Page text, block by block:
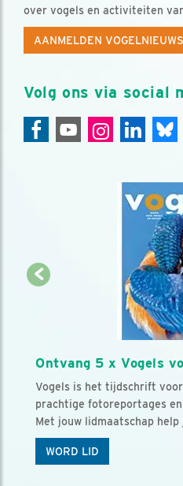
over vogels en activiteiten
AANMELDEN VOGELNIEUWS
Volg ons via social
Ontvang 5 x Vogels
Vogels is het tijdschrift
prachtige fotoreportages
Met jouw lidmaatschap help
WORD LID